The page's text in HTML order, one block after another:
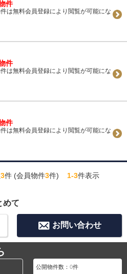
件
は無料会員登録により閲覧が可能にな
件
は無料会員登録により閲覧が可能にな
件
は無料会員登録により閲覧が可能にな
3件 (会員物件3件) 1-3件表示
めて
お問い合わせ
公開物件数：0件